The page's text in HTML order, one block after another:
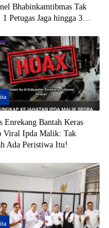
Bhabinkamtibmas Tak
Petugas Jaga hingga 3
Enrekang Bantah Keras
Viral Ipda Malik: Tak
Ada Peristiwa Itu!